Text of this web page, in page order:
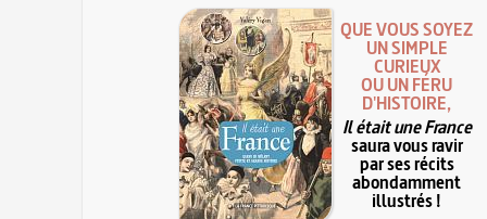
QUE VOUS SOYEZ
UN SIMPLE
CURIEUX
OU UN FÉRU
D'HISTOIRE,
Il était une France
saura vous ravir
par ses récits
abondamment
illustrés !